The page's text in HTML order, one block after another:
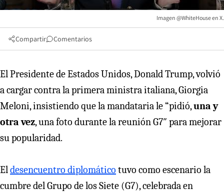
Imagen @WhiteHouse en X.
Compartir Comentarios
El Presidente de Estados Unidos, Donald Trump, volvió
a cargar contra la primera ministra italiana, Giorgia
Meloni, insistiendo que la mandataria le “pidió,una y
otra vez, una foto durante la reunión G7″ para mejorar
su popularidad.
Eldesencuentro diplomático tuvo como escenario la
cumbre del Grupo de los Siete (G7), celebrada en